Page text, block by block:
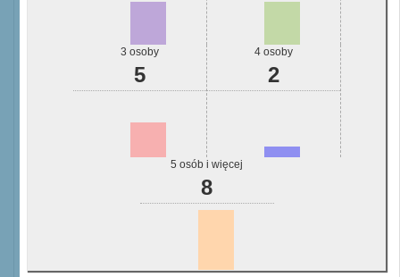
3 osoby
5
4 osoby
2
5 osób i więcej
8